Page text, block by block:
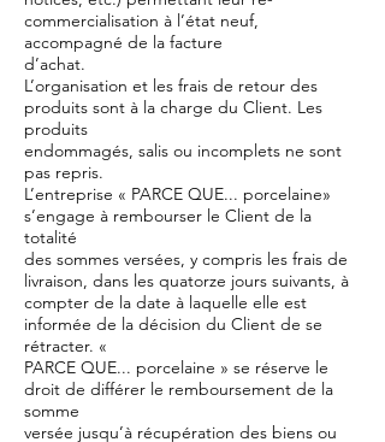
commercialisation à l’état neuf,
accompagné de la facture
d’achat.
L’organisation et les frais de retour des
produits sont à la charge du Client. Les
produits
endommagés, salis ou incomplets ne sont
pas repris.
L’entreprise « PARCE QUE... porcelaine»
s’engage à rembourser le Client de la
totalité
des sommes versées, y compris les frais de
livraison, dans les quatorze jours suivants, à
compter de la date à laquelle elle est
informée de la décision du Client de se
rétracter. «
PARCE QUE... porcelaine » se réserve le
droit de différer le remboursement de la
somme
versée jusqu’à récupération des biens ou